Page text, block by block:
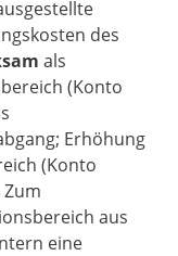
des
als
(Konto
Erhöhung
(Konto
aus
eine